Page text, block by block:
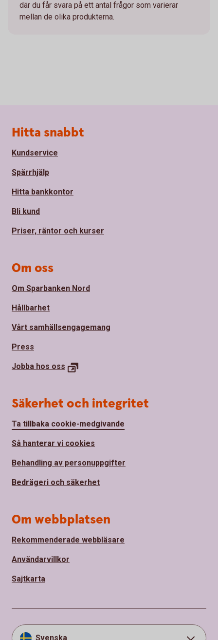
där du får svara på ett antal frågor som varierar
mellan de olika produkterna.
Sidfot
Hitta snabbt
Kundservice
Spärrhjälp
Hitta bankkontor
Bli kund
Priser, räntor och kurser
Om oss
Om Sparbanken Nord
Hållbarhet
Vårt samhällsengagemang
Press
Jobba hos oss
Säkerhet och integritet
Ta tillbaka cookie-medgivande
Så hanterar vi cookies
Behandling av personuppgifter
Bedrägeri och säkerhet
Om webbplatsen
Rekommenderade webbläsare
Användarvillkor
Sajtkarta
Svenska